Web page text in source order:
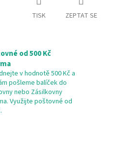
TISK ZEPTAT SE
od 500 Kč
v hodnotě 500 Kč a
pošleme balíček do
nebo Zásilkovny
Využijte poštovné od